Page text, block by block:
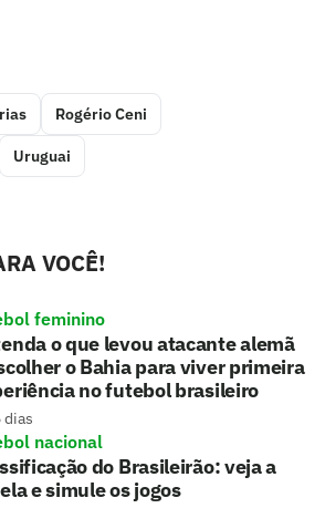
Rogério Ceni
Uruguai
VOCÊ!
feminino
o que levou atacante alemã
o Bahia para viver primeira
no futebol brasileiro
dias
nacional
do Brasileirão: veja a
e simule os jogos